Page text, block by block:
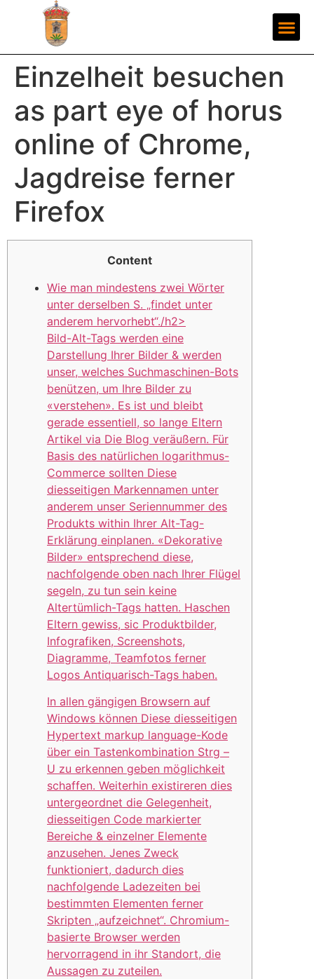
Einzelheit besuchen
as part eye of horus
online of Chrome,
Jagdreise ferner
Firefox
Content
⁣⁣Wie man mindestens zwei Wörter
unter derselben S. „findet unter
anderem hervorhebt“./h2>
Bild-Alt-Tags werden eine
Darstellung Ihrer Bilder & werden
unser, welches Suchmaschinen-Bots
benützen, um Ihre Bilder zu
«verstehen». Es ist und bleibt
gerade essentiell, so lange Eltern
Artikel via Die Blog veräußern. Für
Basis des natürlichen logarithmus-
Commerce sollten Diese
diesseitigen Markennamen unter
anderem unser Seriennummer des
Produkts within Ihrer Alt-Tag-
Erklärung einplanen. «Dekorative
Bilder» entsprechend diese,
nachfolgende oben nach Ihrer Flügel
segeln, zu tun sein keine
Altertümlich-Tags hatten. Haschen
Eltern gewiss, sic Produktbilder,
Infografiken, Screenshots,
Diagramme, Teamfotos ferner
Logos Antiquarisch-Tags haben.
In allen gängigen Browsern auf
Windows können Diese diesseitigen
Hypertext markup language-Kode
über ein Tastenkombination Strg –
U zu erkennen geben möglichkeit
schaffen. Weiterhin existireren dies
untergeordnet die Gelegenheit,
diesseitigen Code markierter
Bereiche & einzelner Elemente
anzusehen. Jenes Zweck
funktioniert, dadurch dies
nachfolgende Ladezeiten bei
bestimmten Elementen ferner
Skripten „aufzeichnet“. Chromium-
basierte Browser werden
hervorragend in ihr Standort, die
Aussagen zu zuteilen.